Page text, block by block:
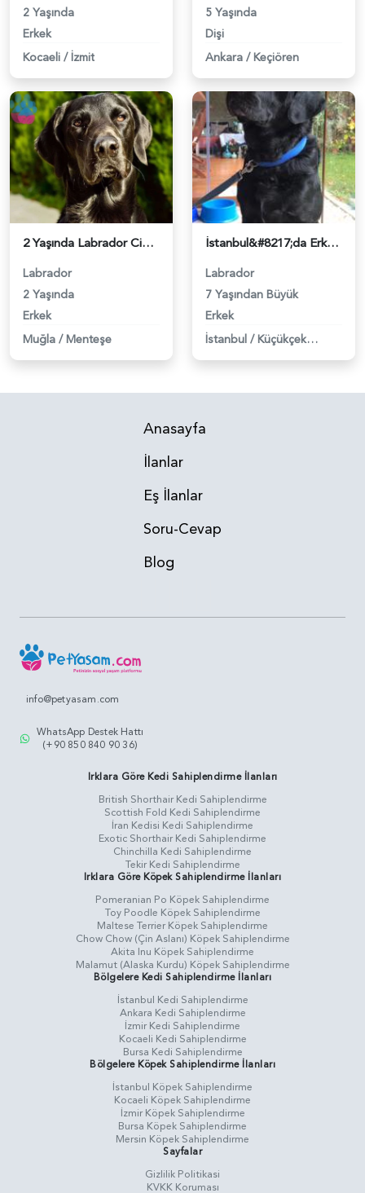
2 Yaşında
Erkek
Kocaeli / İzmit
5 Yaşında
Dişi
Ankara / Keçiören
2 Yaşında Labrador Cinsi Oğluma Eş Arıyorum - 7936
Labrador
2 Yaşında
Erkek
Muğla / Menteşe
İstanbul&#8217;da Erkek Labradoruma Eş Arıyoruz - 7976
Labrador
7 Yaşından Büyük
Erkek
İstanbul / Küçükçekmece
Anasayfa
İlanlar
Eş İlanlar
Soru-Cevap
Blog
info@petyasam.com
WhatsApp Destek Hattı
(+90 850 840 90 36)
Irklara Göre Kedi Sahiplendirme İlanları
British Shorthair Kedi Sahiplendirme
Scottish Fold Kedi Sahiplendirme
İran Kedisi Kedi Sahiplendirme
Exotic Shorthair Kedi Sahiplendirme
Chinchilla Kedi Sahiplendirme
Tekir Kedi Sahiplendirme
Irklara Göre Köpek Sahiplendirme İlanları
Pomeranian Po Köpek Sahiplendirme
Toy Poodle Köpek Sahiplendirme
Maltese Terrier Köpek Sahiplendirme
Chow Chow (Çin Aslanı) Köpek Sahiplendirme
Akita Inu Köpek Sahiplendirme
Malamut (Alaska Kurdu) Köpek Sahiplendirme
Bölgelere Kedi Sahiplendirme İlanları
İstanbul Kedi Sahiplendirme
Ankara Kedi Sahiplendirme
İzmir Kedi Sahiplendirme
Kocaeli Kedi Sahiplendirme
Bursa Kedi Sahiplendirme
Bölgelere Köpek Sahiplendirme İlanları
İstanbul Köpek Sahiplendirme
Kocaeli Köpek Sahiplendirme
İzmir Köpek Sahiplendirme
Bursa Köpek Sahiplendirme
Mersin Köpek Sahiplendirme
Sayfalar
Gizlilik Politikasi
KVKK Koruması